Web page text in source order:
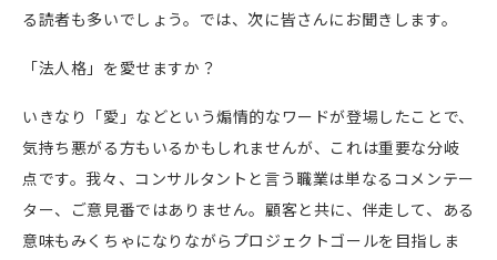
る読者も多いでしょう。では、次に皆さんにお聞きします。
「法人格」を愛せますか？
いきなり「愛」などという煽情的なワードが登場したことで、
気持ち悪がる方もいるかもしれませんが、これは重要な分岐
点です。我々、コンサルタントと言う職業は単なるコメンテー
ター、ご意見番ではありません。顧客と共に、伴走して、ある
意味もみくちゃになりながらプロジェクトゴールを目指しま